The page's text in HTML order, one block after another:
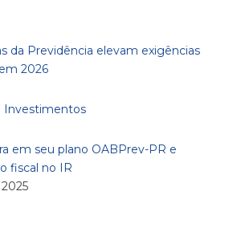
da Previdência elevam exigências
2026
Investimentos
em seu plano OABPrev-PR e
fiscal no IR